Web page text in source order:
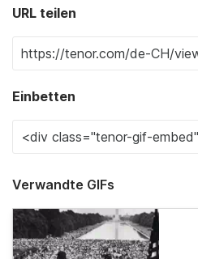
URL teilen
Einbetten
Verwandte GIFs